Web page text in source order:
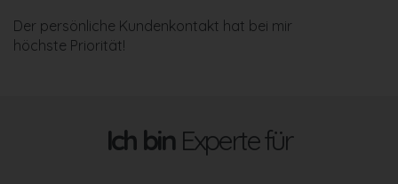
Der persönliche Kundenkontakt hat bei mir
höchste Priorität!
Ich binExperte für